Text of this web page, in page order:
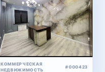
КОММЕРЧЕСКАЯ
НЕДВИЖИМОСТЬ
#000423